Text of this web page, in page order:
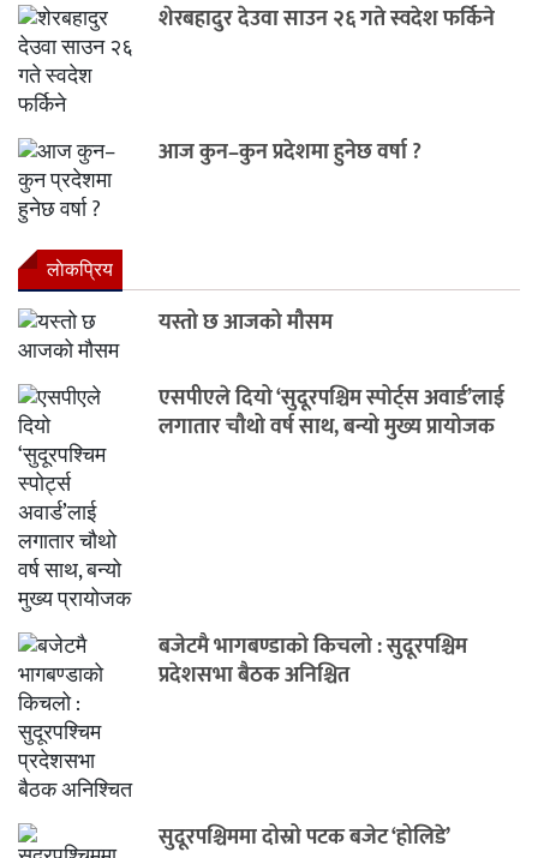
शेरबहादुर देउवा साउन २६ गते स्वदेश फर्किने
आज कुन–कुन प्रदेशमा हुनेछ वर्षा ?
लाेकप्रिय
यस्तो छ आजको मौसम
एसपीएले दियो ‘सुदूरपश्चिम स्पोर्ट्स अवार्ड’लाई
लगातार चौथो वर्ष साथ, बन्यो मुख्य प्रायोजक
बजेटमै भागबण्डाको किचलो : सुदूरपश्चिम
प्रदेशसभा बैठक अनिश्चित
सुदूरपश्चिममा दोस्रो पटक बजेट ‘होलिडे’